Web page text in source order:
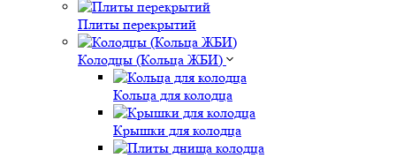
Плиты перекрытий
Колодцы (Кольца ЖБИ)
Кольца для колодца
Крышки для колодца